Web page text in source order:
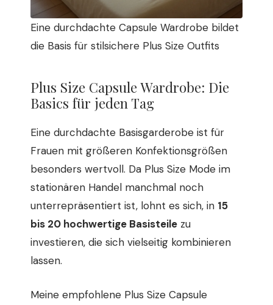
Eine durchdachte Capsule Wardrobe bildet
die Basis für stilsichere Plus Size Outfits
Plus Size Capsule Wardrobe: Die
Basics für jeden Tag
Eine durchdachte Basisgarderobe ist für
Frauen mit größeren Konfektionsgrößen
besonders wertvoll. Da Plus Size Mode im
stationären Handel manchmal noch
unterrepräsentiert ist, lohnt es sich, in 15
bis 20 hochwertige Basisteile zu
investieren, die sich vielseitig kombinieren
lassen.
Meine empfohlene Plus Size Capsule